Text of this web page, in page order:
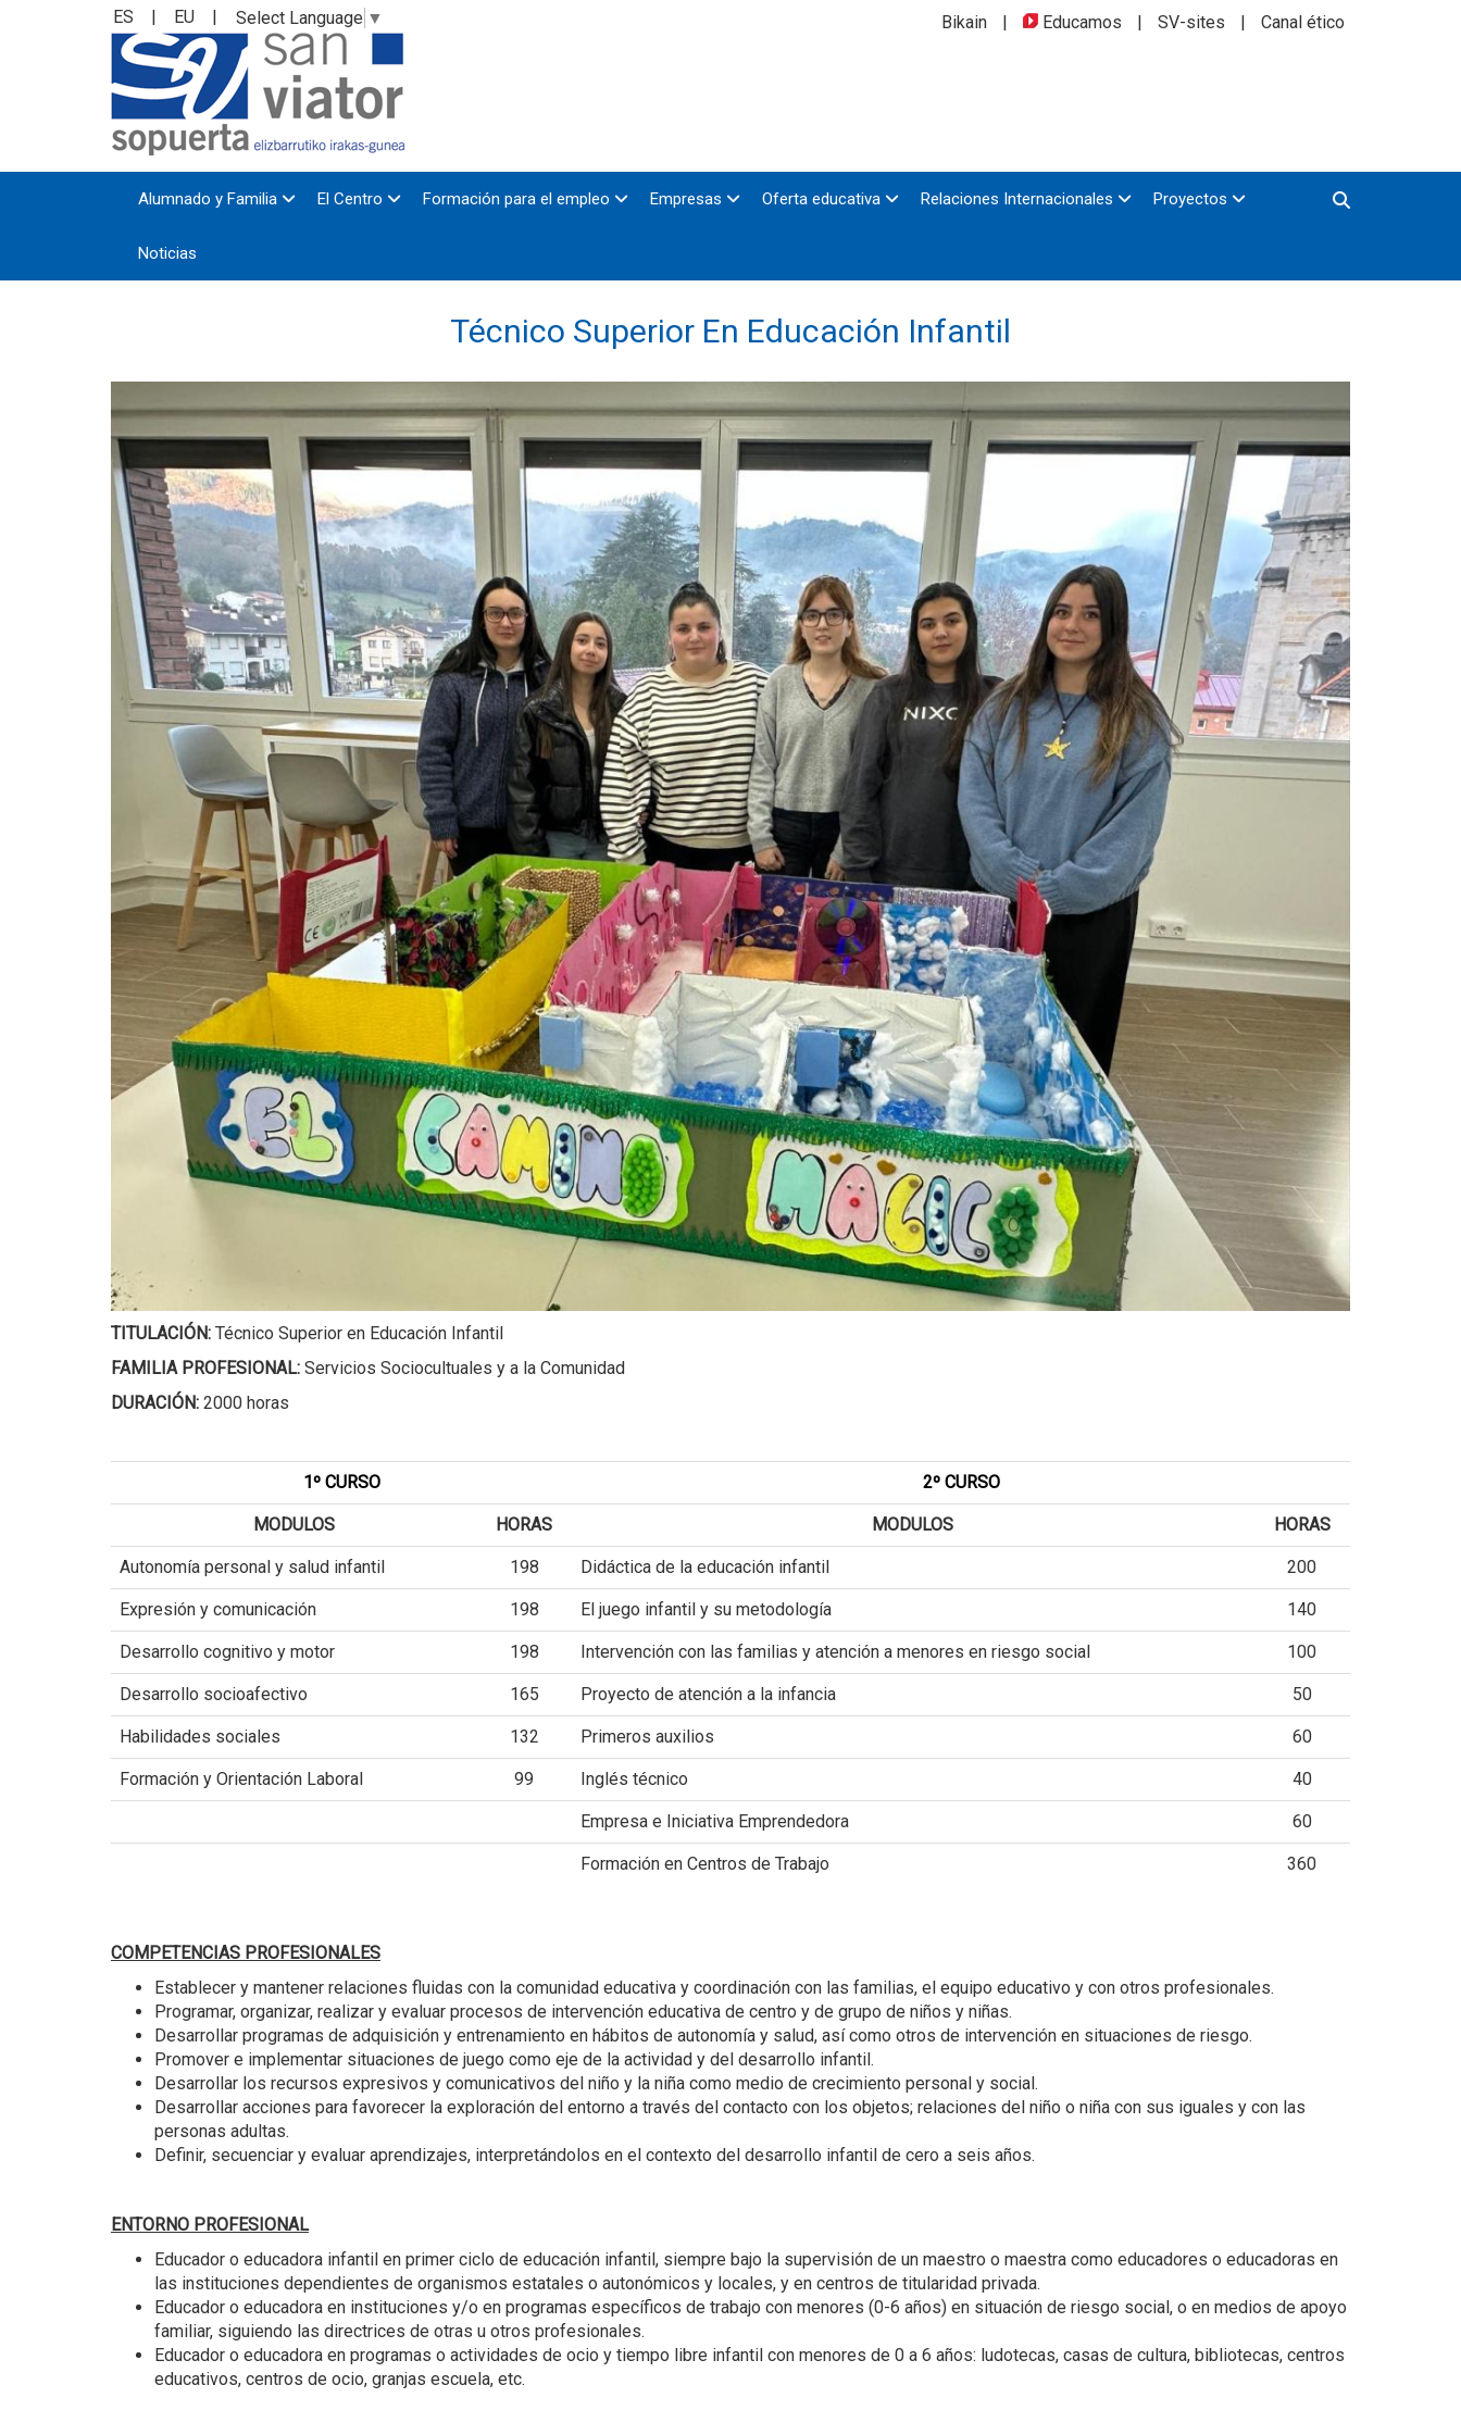
ES | EU | Select Language ▼ Bikain | Educamos | SV-sites | Canal ético
Alumnado y Familia El Centro Formación para el empleo Empresas Oferta educativa Relaciones Internacionales Proyectos
Noticias
Técnico Superior En Educación Infantil
TITULACIÓN: Técnico Superior en Educación Infantil
FAMILIA PROFESIONAL: Servicios Sociocultuales y a la Comunidad
DURACIÓN: 2000 horas
1º CURSO 2º CURSO
MODULOS HORAS MODULOS HORAS
Autonomía personal y salud infantil 198 Didáctica de la educación infantil 200
Expresión y comunicación 198 El juego infantil y su metodología 140
Desarrollo cognitivo y motor 198 Intervención con las familias y atención a menores en riesgo social 100
Desarrollo socioafectivo 165 Proyecto de atención a la infancia 50
Habilidades sociales 132 Primeros auxilios 60
Formación y Orientación Laboral 99 Inglés técnico 40
Empresa e Iniciativa Emprendedora 60
Formación en Centros de Trabajo 360
COMPETENCIAS PROFESIONALES
Establecer y mantener relaciones fluidas con la comunidad educativa y coordinación con las familias, el equipo educativo y con otros profesionales.
Programar, organizar, realizar y evaluar procesos de intervención educativa de centro y de grupo de niños y niñas.
Desarrollar programas de adquisición y entrenamiento en hábitos de autonomía y salud, así como otros de intervención en situaciones de riesgo.
Promover e implementar situaciones de juego como eje de la actividad y del desarrollo infantil.
Desarrollar los recursos expresivos y comunicativos del niño y la niña como medio de crecimiento personal y social.
Desarrollar acciones para favorecer la exploración del entorno a través del contacto con los objetos; relaciones del niño o niña con sus iguales y con las
personas adultas.
Definir, secuenciar y evaluar aprendizajes, interpretándolos en el contexto del desarrollo infantil de cero a seis años.
ENTORNO PROFESIONAL
Educador o educadora infantil en primer ciclo de educación infantil, siempre bajo la supervisión de un maestro o maestra como educadores o educadoras en
las instituciones dependientes de organismos estatales o autonómicos y locales, y en centros de titularidad privada.
Educador o educadora en instituciones y/o en programas específicos de trabajo con menores (0-6 años) en situación de riesgo social, o en medios de apoyo
familiar, siguiendo las directrices de otras u otros profesionales.
Educador o educadora en programas o actividades de ocio y tiempo libre infantil con menores de 0 a 6 años: ludotecas, casas de cultura, bibliotecas, centros
educativos, centros de ocio, granjas escuela, etc.